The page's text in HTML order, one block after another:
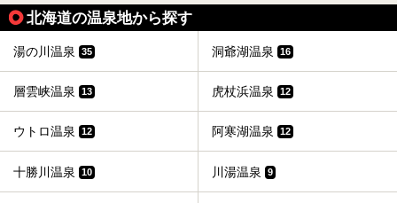
北海道の温泉地から探す
湯の川温泉 35 洞爺湖温泉 16
層雲峡温泉 13 虎杖浜温泉 12
ウトロ温泉 12 阿寒湖温泉 12
十勝川温泉 10 川湯温泉 9